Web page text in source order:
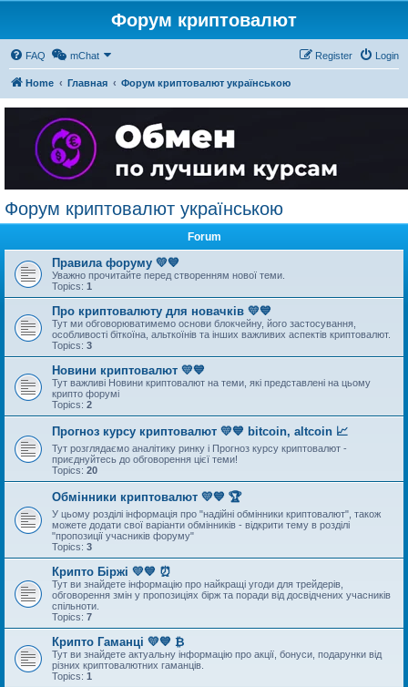
Форум криптовалют
FAQ mChat Login
Register
Home Главная Форум криптовалют українською
Форум криптовалют українською
Forum
Правила форуму 💛💙
Уважно прочитайте перед створенням нової теми.
Topics: 1
Про криптовалюту для новачків 💛💙
Тут ми обговорюватимемо основи блокчейну, його застосування,
особливості біткоїна, альткоїнів та інших важливих аспектів криптовалют.
Topics: 3
Новини криптовалют 💛💙
Тут важливі Новини криптовалют на теми, які представлені на цьому
крипто форумі
Topics: 2
Прогноз курсу криптовалют 💛💙 bitcoin, altcoin 📈
Тут розглядаємо аналітику ринку і Прогноз курсу криптовалют -
приєднуйтесь до обговорення цієї теми!
Topics: 20
Обмінники криптовалют 💛💙 🏆
У цьому розділі інформація про "надійні обмінники криптовалют", також
можете додати свої варіанти обмінників - відкрити тему в розділі
"пропозиції учасників форуму"
Topics: 3
Крипто Біржі 💛💙 ⏰
Тут ви знайдете інформацію про найкращі угоди для трейдерів,
обговорення змін у пропозиціях бірж та поради від досвідчених учасників
спільноти.
Topics: 7
Крипто Гаманці 💛💙 ₿
Тут ви знайдете актуальну інформацію про акції, бонуси, подарунки від
різних криптовалютних гаманців.
Topics: 1